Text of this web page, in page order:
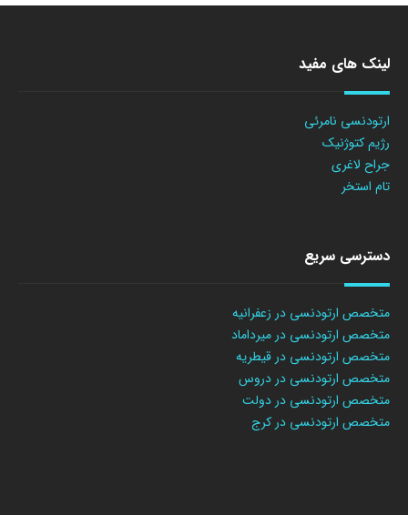
لینک های مفید
ارتودنسی نامرئی
رژیم کتوژنیک
جراح لاغری
تام استخر
دسترسی سریع
متخصص ارتودنسی در زعفرانیه
متخصص ارتودنسی در میرداماد
متخصص ارتودنسی در قیطریه
متخصص ارتودنسی در دروس
متخصص ارتودنسی در دولت
متخصص ارتودنسی در کرج